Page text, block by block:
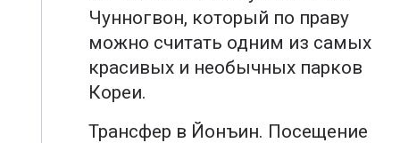
Чунногвон, который по праву
можно считать одним из самых
красивых и необычных парков
Кореи.
Трансфер в Йонъин. Посещение